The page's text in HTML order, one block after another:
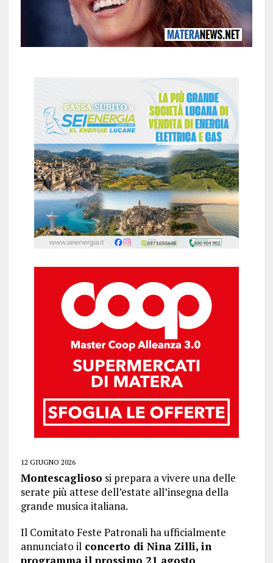
12 GIUGNO 2026
Montescaglioso si prepara a vivere una delle
serate più attese dell’estate all’insegna della
grande musica italiana.
Il Comitato Feste Patronali ha ufficialmente
annunciato ilconcerto di Nina Zilli, in